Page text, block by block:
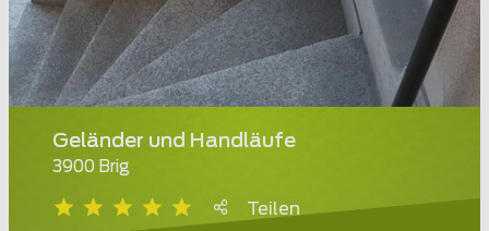
Geländer und Handläufe
3900 Brig
Teilen